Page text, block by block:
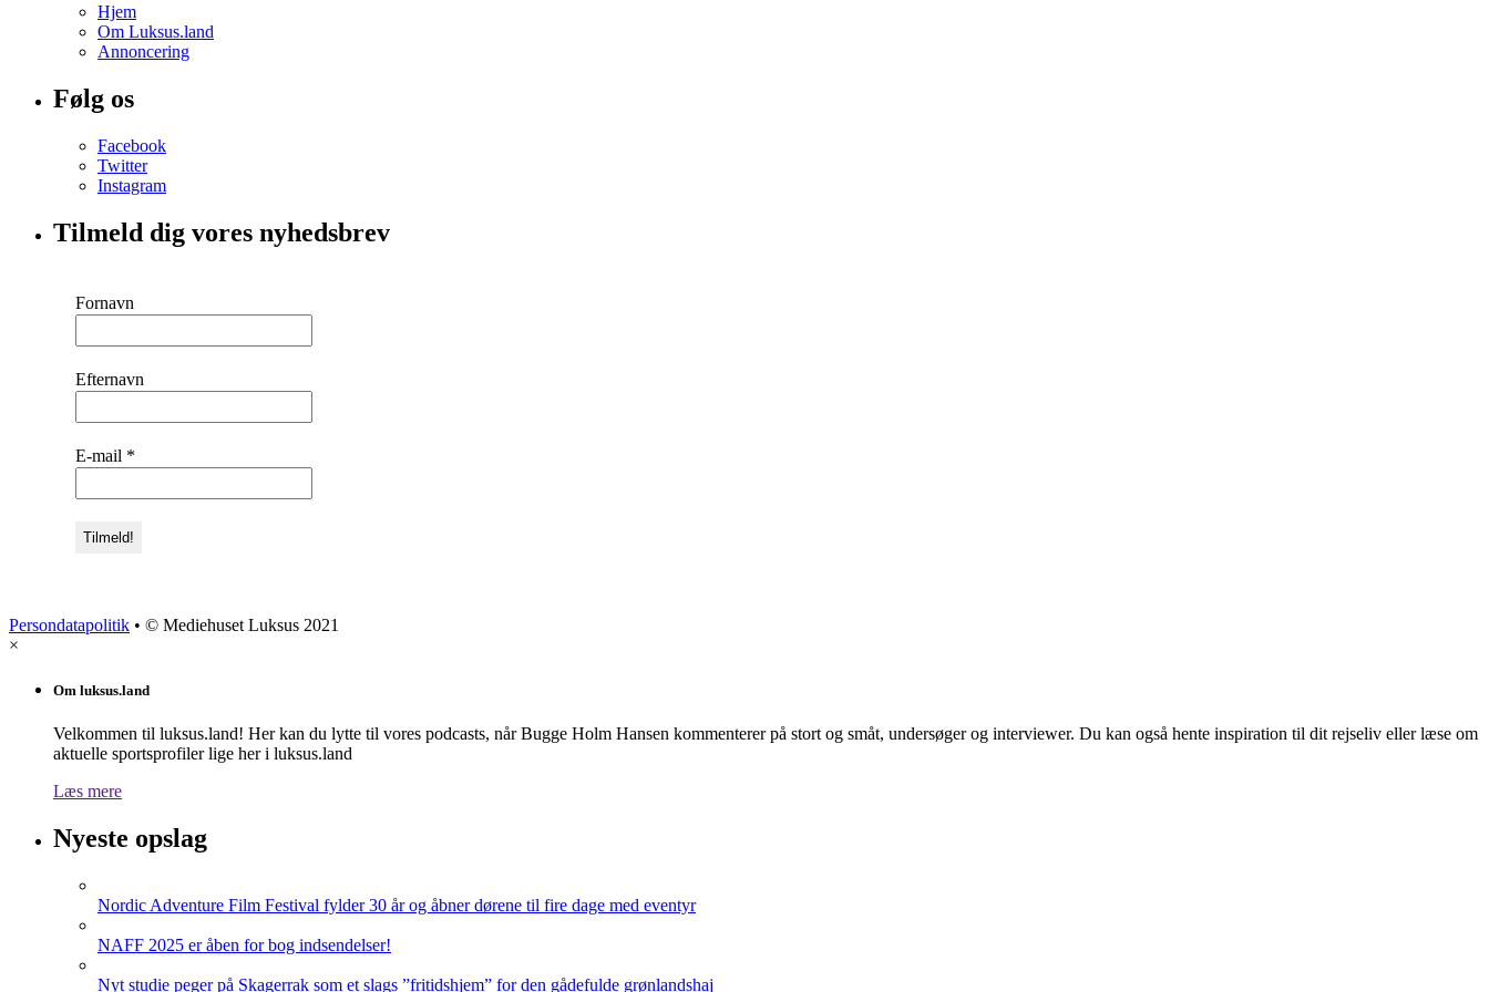
Hjem
Om Luksus.land
Annoncering
Følg os
Facebook
Twitter
Instagram
Tilmeld dig vores nyhedsbrev
Fornavn
Efternavn
E-mail *
Persondatapolitik • © Mediehuset Luksus 2021
×
Om luksus.land
Velkommen til luksus.land! Her kan du lytte til vores podcasts, når Bugge Holm Hansen kommenterer på stort og småt, undersøger og interviewer. Du kan også hente inspiration til dit rejseliv eller læse om
aktuelle sportsprofiler lige her i luksus.land
Læs mere
Nyeste opslag
Nordic Adventure Film Festival fylder 30 år og åbner dørene til fire dage med eventyr
NAFF 2025 er åben for bog indsendelser!
Nyt studie peger på Skagerrak som et slags ”fritidshjem” for den gådefulde grønlandshaj